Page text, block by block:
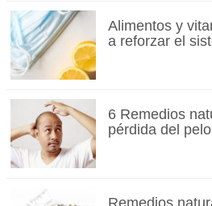
Alimentos y
a reforzar el
6 Remedios
pérdida del pelo